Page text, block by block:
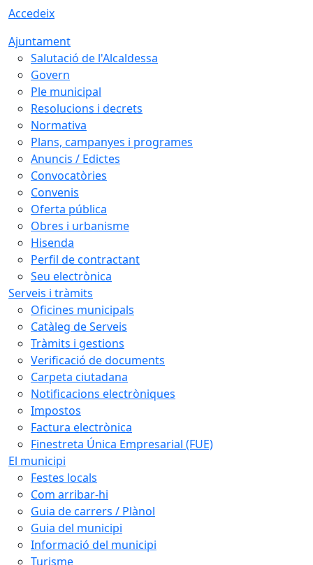
Accedeix
Ajuntament
Salutació de l'Alcaldessa
Govern
Ple municipal
Resolucions i decrets
Normativa
Plans, campanyes i programes
Anuncis / Edictes
Convocatòries
Convenis
Oferta pública
Obres i urbanisme
Hisenda
Perfil de contractant
Seu electrònica
Serveis i tràmits
Oficines municipals
Catàleg de Serveis
Tràmits i gestions
Verificació de documents
Carpeta ciutadana
Notificacions electròniques
Impostos
Factura electrònica
Finestreta Única Empresarial (FUE)
El municipi
Festes locals
Com arribar-hi
Guia de carrers / Plànol
Guia del municipi
Informació del municipi
Turisme